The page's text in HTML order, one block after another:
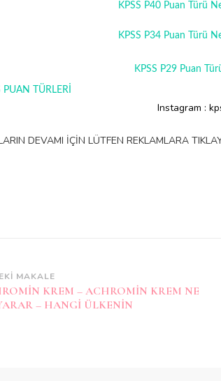
KPSS P40 Puan Türü
KPSS P34 Puan Türü
KPSS P29 Puan
PUAN TÜRLERİ
Instagram :
DEVAMI İÇİN LÜTFEN REKLAMLARA
MAKALE
KREM – ACHROMİN KREM NE
– HANGİ ÜLKENİN